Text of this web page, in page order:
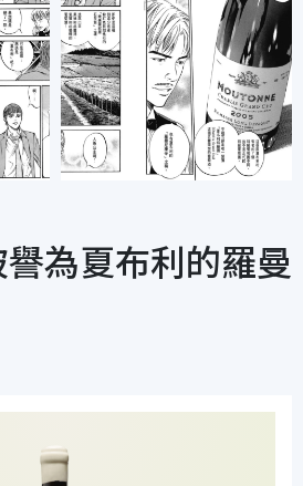
為夏布利的羅曼